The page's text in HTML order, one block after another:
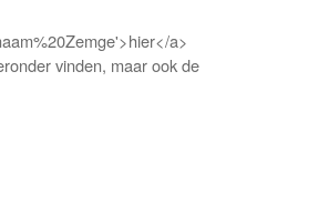
a>
vinden, maar ook de